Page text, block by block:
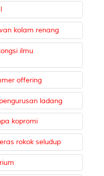
kolam renang
ilmu
offering
ladang
kopromi
rokok seludup